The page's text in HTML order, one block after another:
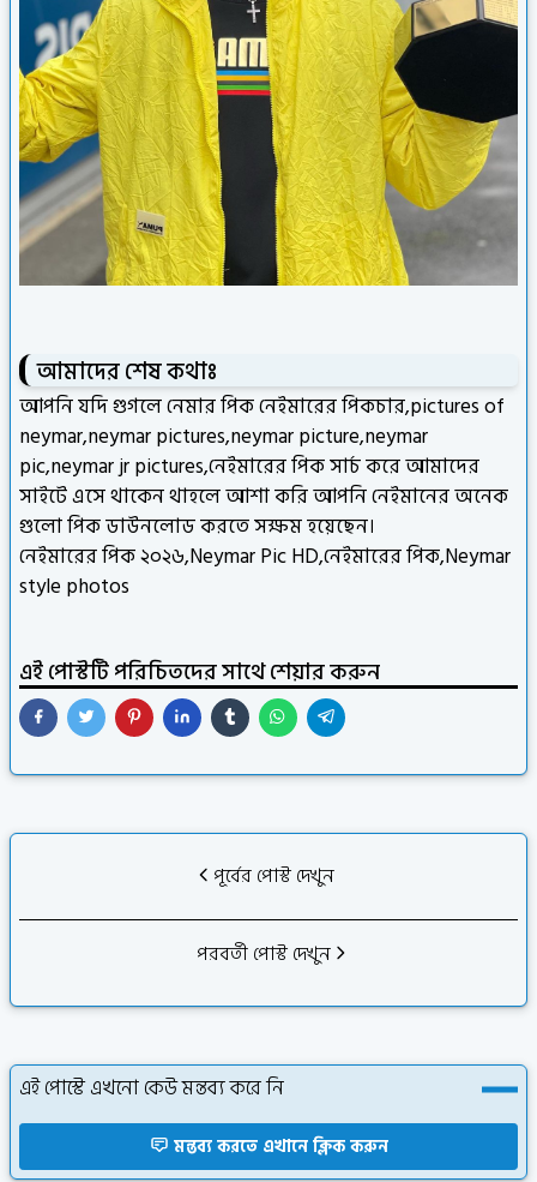
আমাদের শেষ কথাঃ
আপনি যদি গুগলে নেমার পিক নেইমারের পিকচার,pictures of
neymar,neymar pictures,neymar picture,neymar
pic,neymar jr pictures,নেইমারের পিক সার্চ করে আমাদের
সাইটে এসে থাকেন থাহলে আশা করি আপনি নেইমানের অনেক
গুলো পিক ডাউনলোড করতে সক্ষম হয়েছেন।
নেইমারের পিক ২০২৬,Neymar Pic HD,নেইমারের পিক,Neymar
style photos
নেইমারের পিকচার
এই পোস্টটি পরিচিতদের সাথে শেয়ার করুন
পূর্বের পোস্ট দেখুন
পরবর্তী পোস্ট দেখুন
এই পোস্টে এখনো কেউ মন্তব্য করে নি
মন্তব্য করতে এখানে ক্লিক করুন